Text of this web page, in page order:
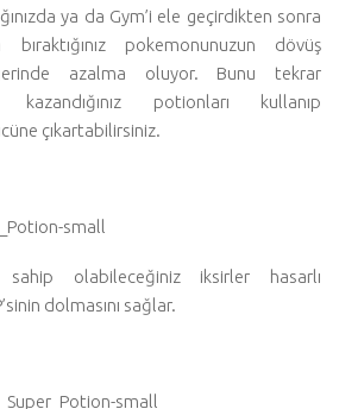
ya da Gym’i ele geçirdikten sonra
pokemonunuzun dövüş
azalma oluyor. Bunu tekrar
potionları kullanıp
çıkartabilirsiniz.
olabileceğiniz iksirler hasarlı
dolmasını sağlar.